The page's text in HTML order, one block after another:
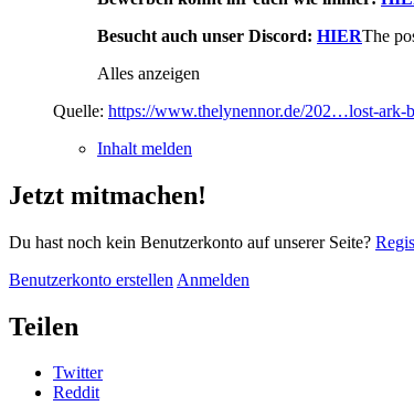
Besucht auch unser Discord: HIERThe
Alles anzeigen
Quelle: https://www.thelynennor.de/202…lost-ark-
Inhalt melden
Jetzt mitmachen!
Du hast noch kein Benutzerkonto auf unserer Seite?
Benutzerkonto erstellen Anmelden
Teilen
Twitter
Reddit